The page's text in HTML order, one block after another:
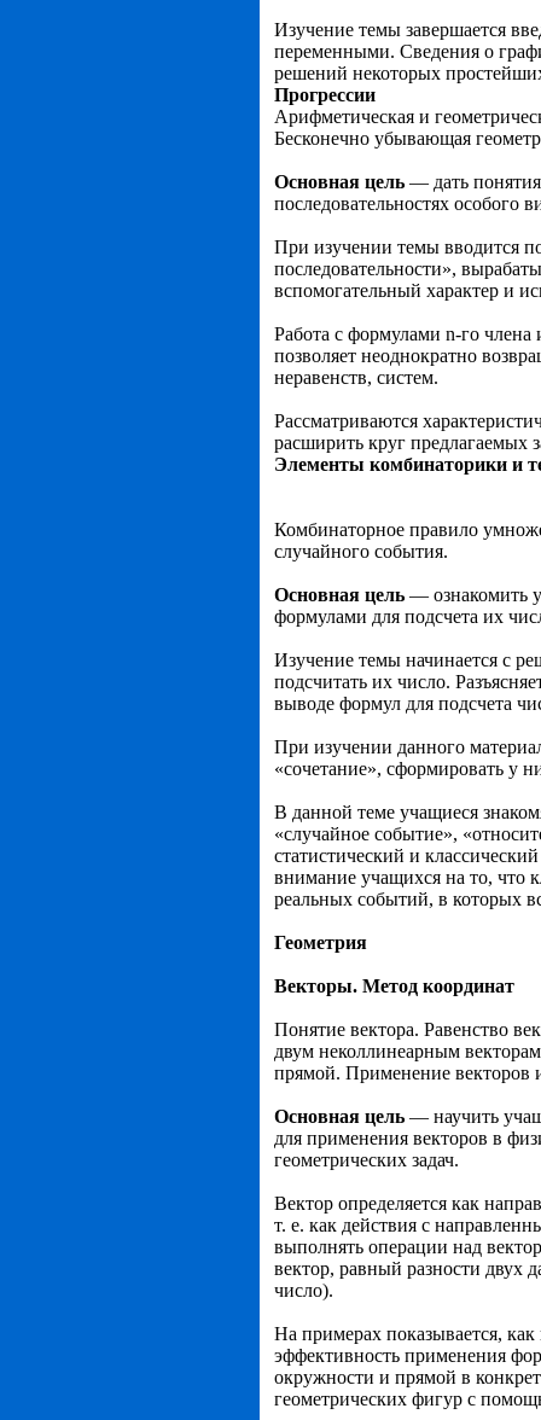
Изучение темы завершается
переменными. Сведения о
решений некоторых
Прогрессии
Арифметическая и
Бесконечно убываю­щая
Основная цель — дать
последовательностях осо­бого
При изучении темы вводится
последовательности»,
вспомогательный характер и
Работа с формулами n-го
позволяет неодно­кратно
неравенств, систем.
Рассматриваются
расширить круг предлагаемых
Элементы комбинаторики и
Комбинаторное правило
случайного события.
Основная цель — ознакомить
форму­лами для подсчета их
Изучение темы начинается с
подсчитать их число.
выводе формул для подсче­та
При изучении данного
«сочета­ние», сформировать у
В данной теме учащиеся
«случайное собы­тие»,
статистический и
внимание учащихся на то, что
реальных собы­тий, в которых
Геометрия
Векторы. Метод координат
Понятие вектора. Равенство
двум неколлинеарным
прямой. Применение векторов
Основная цель — научить
для применения векторов в
геометрических задач.
Вектор определяется как
т. е. как действия с
выполнять операции над
вектор, равный разности двух
число).
На примерах показывается,
эффективность применения
окружности и прямой в
геометрических фигур с